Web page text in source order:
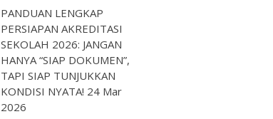
PANDUAN LENGKAP
PERSIAPAN AKREDITASI
SEKOLAH 2026: JANGAN
HANYA “SIAP DOKUMEN”,
TAPI SIAP TUNJUKKAN
KONDISI NYATA! 24 Mar
2026